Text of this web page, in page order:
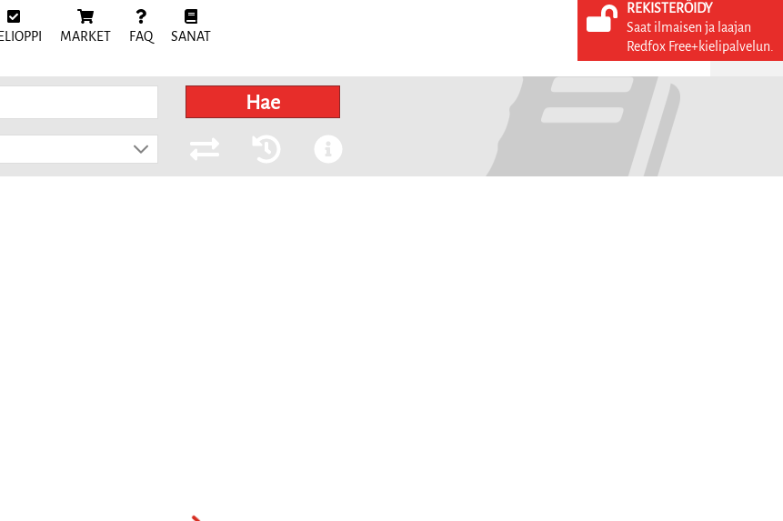
MARKET FAQ SANAT
KIRJAUDU SISÄÄN
REKISTERÖIDY
Hae
REKISTERÖIDY
Saat ilmaisen ja laajan
Redfox Free+kielipalvelun.